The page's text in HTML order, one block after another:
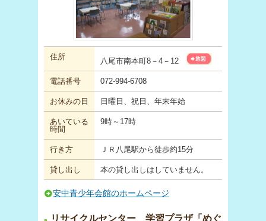
住所 八尾市南本町8－4－12
電話番号 072-994-6708
お休みの日 日曜日、祝日、年末年始
あいている
時間
9時～17時
行き方 ＪＲ八尾駅から徒歩約15分
貸し出し 本の貸し出しはしていません。
安中青少年会館のホームページ
リサイクルセンター 学習プラザ「めぐ